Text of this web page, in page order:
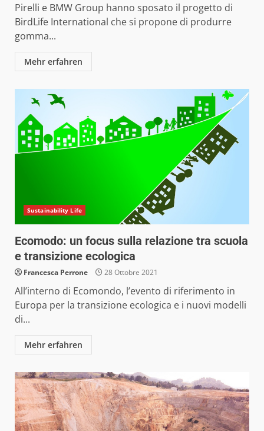
Pirelli e BMW Group hanno sposato il progetto di
BirdLife International che si propone di produrre
gomma...
Mehr erfahren
Sustainability Life
Ecomodo: un focus sulla relazione tra scuola
e transizione ecologica
Francesca Perrone 28 Ottobre 2021
All’interno di Ecomondo, l’evento di riferimento in
Europa per la transizione ecologica e i nuovi modelli
di...
Mehr erfahren